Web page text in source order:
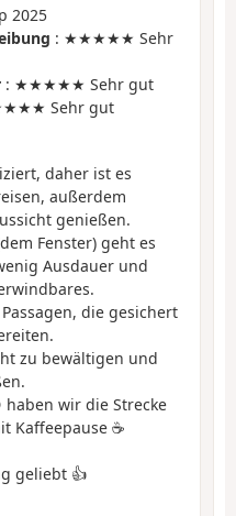
2025
: ★★★★★ Sehr
: ★★★★★ Sehr gut
Sehr gut
daher ist es
außerdem
genießen.
Fenster) geht es
Ausdauer und
die gesichert
zu bewältigen und
haben wir die Strecke
Kaffeepause ☕️
geliebt 👍